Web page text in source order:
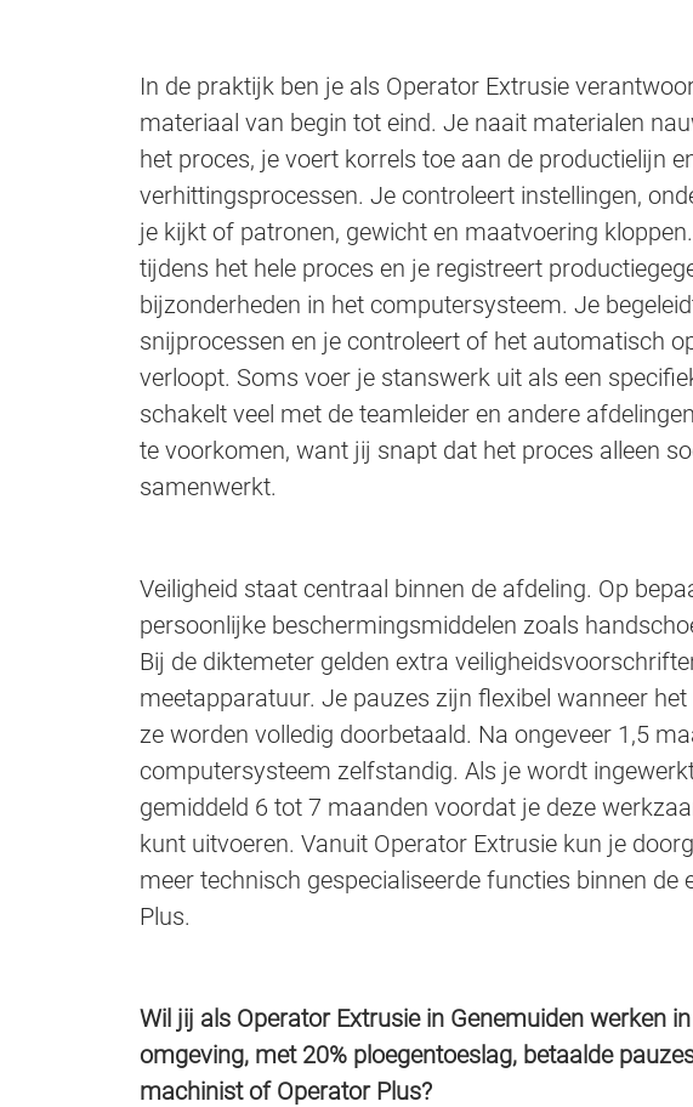
In de praktijk ben je als Operator Extrusie
materiaal van begin tot eind. Je naait materialen
het proces, je voert korrels toe aan de productielijn
verhittingsprocessen. Je controleert instellingen,
je kijkt of patronen, gewicht en maatvoering
tijdens het hele proces en je registreert
bijzonderheden in het computersysteem. Je
snijprocessen en je controleert of het automatisch
verloopt. Soms voer je stanswerk uit als een
schakelt veel met de teamleider en andere
te voorkomen, want jij snapt dat het proces alleen
samenwerkt.
Veiligheid staat centraal binnen de afdeling. Op
persoonlijke beschermingsmiddelen zoals
Bij de diktemeter gelden extra
meetapparatuur. Je pauzes zijn flexibel wanneer
ze worden volledig doorbetaald. Na ongeveer 1,5
computersysteem zelfstandig. Als je wordt
gemiddeld 6 tot 7 maanden voordat je deze
kunt uitvoeren. Vanuit Operator Extrusie kun je
meer technisch gespecialiseerde functies binnen de
Plus.
Wil jij als Operator Extrusie in Genemuiden werken
omgeving, met 20% ploegentoeslag, betaalde
machinist of Operator Plus?